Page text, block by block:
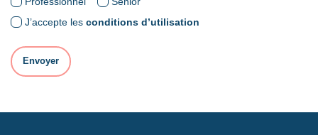
J’accepte les conditions d’utilisation